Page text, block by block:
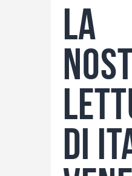
Fantacalcio
I consigli di
Serie A
La
di